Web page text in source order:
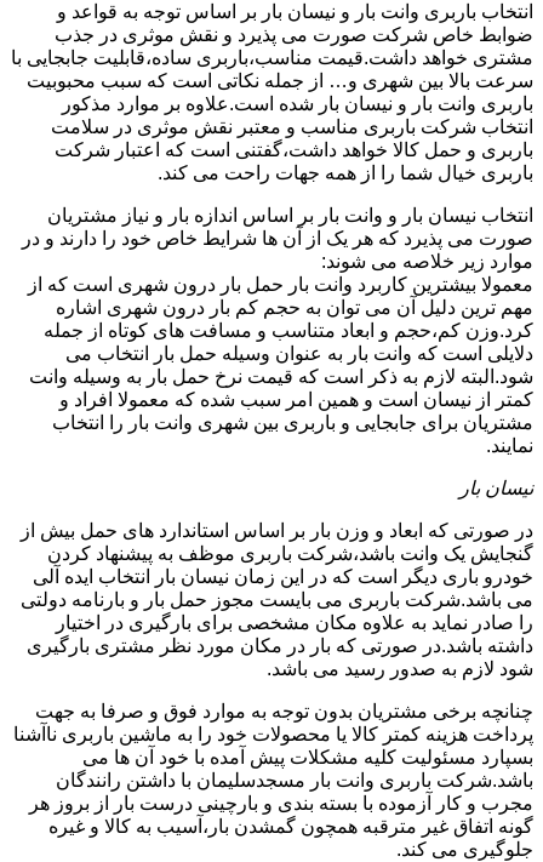
انتخاب باربری وانت بار و نیسان بار بر اساس توجه به قواعد و
ضوابط خاص شرکت صورت می پذیرد و نقش موثری در جذب
مشتری خواهد داشت.قیمت مناسب،باربری ساده،قابلیت جابجایی با
سرعت بالا بین شهری و… از جمله نکاتی است که سبب محبوبیت
باربری وانت بار و نیسان بار شده است.علاوه بر موارد مذکور
انتخاب شرکت باربری مناسب و معتبر نقش موثری در سلامت
باربری و حمل کالا خواهد داشت،گفتنی است که اعتبار شرکت
باربری خیال شما را از همه جهات راحت می کند.
انتخاب نیسان بار و وانت بار بر اساس اندازه بار و نیاز مشتریان
صورت می پذیرد که هر یک از آن ها شرایط خاص خود را دارند و در
موارد زیر خلاصه می شوند:
معمولا بیشترین کاربرد وانت بار حمل بار درون شهری است که از
مهم ترین دلیل آن می توان به حجم کم بار درون شهری اشاره
کرد.وزن کم،حجم و ابعاد متناسب و مسافت های کوتاه از جمله
دلایلی است که وانت بار به عنوان وسیله حمل بار انتخاب می
شود.البته لازم به ذکر است که قیمت نرخ حمل بار به وسیله وانت
کمتر از نیسان است و همین امر سبب شده که معمولا افراد و
مشتریان برای جابجایی و باربری بین شهری وانت بار را انتخاب
نمایند.
نیسان بار
در صورتی که ابعاد و وزن بار بر اساس استاندارد های حمل بیش از
گنجایش یک وانت باشد،شرکت باربری موظف به پیشنهاد کردن
خودرو باری دیگر است که در این زمان نیسان بار انتخاب ایده آلی
می باشد.شرکت باربری می بایست مجوز حمل بار و بارنامه دولتی
را صادر نماید به علاوه مکان مشخصی برای بارگیری در اختیار
داشته باشد.در صورتی که بار در مکان مورد نظر مشتری بارگیری
شود لازم به صدور رسید می باشد.
چنانچه برخی مشتریان بدون توجه به موارد فوق و صرفا به جهت
پرداخت هزینه کمتر کالا یا محصولات خود را به ماشین باربری ناآشنا
بسپارد مسئولیت کلیه مشکلات پیش آمده با خود آن ها می
باشد.شرکت باربری وانت بار مسجدسلیمان با داشتن رانندگان
مجرب و کار آزموده با بسته بندی و بارچینی درست بار از بروز هر
گونه اتفاق غیر مترقبه همچون گمشدن بار،آسیب به کالا و غیره
جلوگیری می کند.